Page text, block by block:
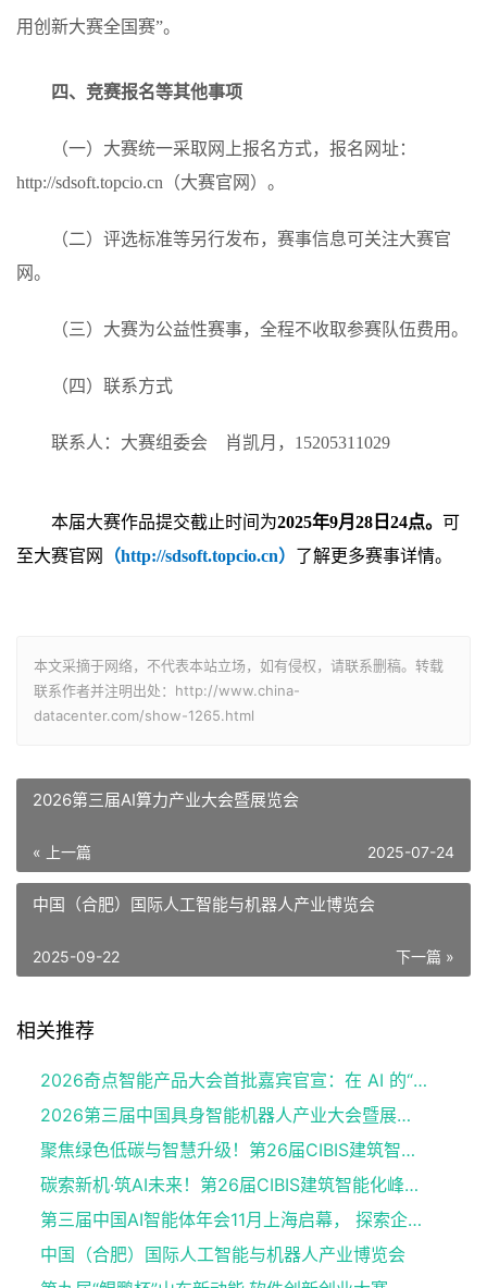
用创新大赛全国赛”。
四、竞赛报名等其他事项
（一）大赛统一采取网上报名方式，报名网址：
http://sdsoft.topcio.cn（大赛官网）。
（二）评选标准等另行发布，赛事信息可关注大赛官
网。
（三）大赛为公益性赛事，全程不收取参赛队伍费用。
（四）联系方式
联系人：大赛组委会 肖凯月，15205311029
本届大赛作品提交截止时间为2025年9月28日24点。 可
至大赛官网
（http://sdsoft.topcio.cn） 了解更多赛事详情。
本文采摘于网络，不代表本站立场，如有侵权，请联系删稿。转载
联系作者并注明出处：http://www.china-
datacenter.com/show-1265.html
2026第三届AI算力产业大会暨展览会
« 上一篇 2025-07-24
中国（合肥）国际人工智能与机器人产业博览会
下一篇 »
2025-09-22
相关推荐
2026奇点智能产品大会首批嘉宾官宣：在 AI 的“可交付的时代”，看一线专家如何拆解真实落地闭环！
2026第三届中国具身智能机器人产业大会暨展览会(杭州)
聚焦绿色低碳与智慧升级！第26届CIBIS建筑智能化峰会西安站成功举办
碳索新机·筑AI未来！第26届CIBIS建筑智能化峰会成都站成功举办
第三届中国AI智能体年会11月上海启幕， 探索企业级与金融场景AI智能体落地！
中国（合肥）国际人工智能与机器人产业博览会